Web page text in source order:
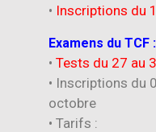
• Inscriptions du
Examens du TCF :
• Tests du 27 au
• Inscriptions du
octobre
• Tarifs :